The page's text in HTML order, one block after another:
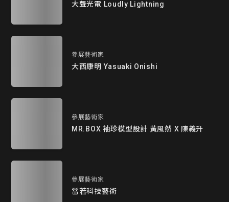
大聲光電 Loudly Lightning
參展藝術家
大西康明 Yasuaki Onishi
參展藝術家
MR.BOX 袖珍模型設計 黃風然 X 陳義升
參展藝術家
當若科技藝術